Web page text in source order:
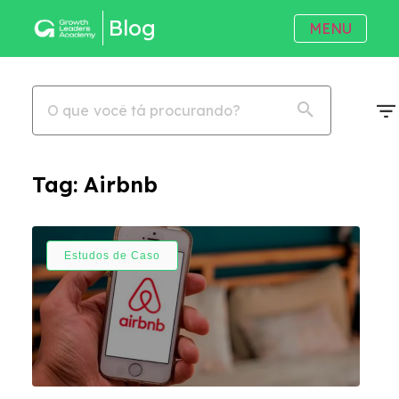
Blog MENU
Tag: Airbnb
Estudos de Caso